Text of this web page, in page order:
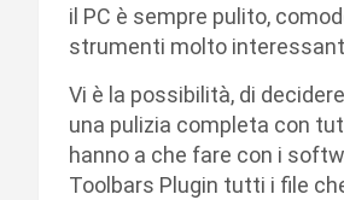
il PC è sempre pulito,
strumenti molto
Vi è la possibilità, di
una pulizia completa con
hanno a che fare con i
Toolbars Plugin tutti i file